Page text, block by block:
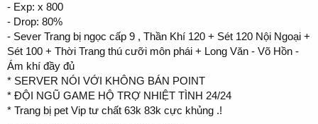
- Exp: x 800
- Drop: 80%
- Sever Trang bị ngọc cấp 9 , Thần Khí 120 + Sét 120 Nội Ngoại +
Sét 100 + Thời Trang thú cưỡi môn phái + Long Văn - Võ Hồn -
Ám khí đầy đủ
* SERVER NÓI VỚI KHÔNG BÁN POINT
* ĐỘI NGŨ GAME HỘ TRỢ NHIỆT TÌNH 24/24
* Trang bị pet Vip tư chất 63k 83k cực khủng .!